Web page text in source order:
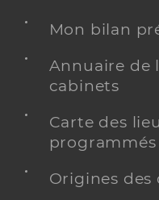
Mon bilan
Annuaire de
cabinets
Carte des
programmés
Origines des